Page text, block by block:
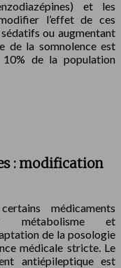
et les
l’effet de ces
ou augmentant
de la somnolence est
10% de la population
: modification
médicaments
métabolisme et
de la posologie
médicale stricte. Le
antiépileptique est